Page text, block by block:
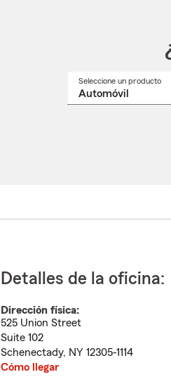
Seleccione un producto
Detalles de la oficina:
Dirección física:
525 Union Street
Suite 102
Schenectady, NY 12305-1114
Cómo llegar